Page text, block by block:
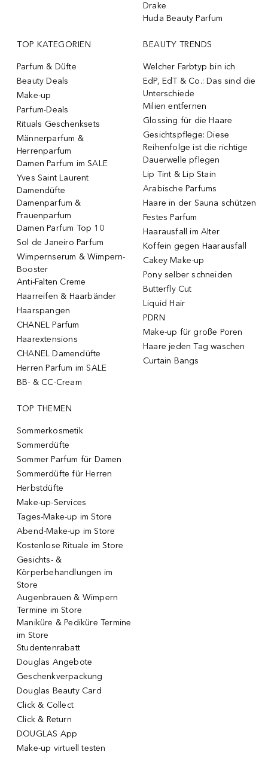
Drake
Huda Beauty Parfum
TOP KATEGORIEN
Parfum & Düfte
Beauty Deals
Make-up
Parfum-Deals
Rituals Geschenksets
Männerparfum &
Herrenparfum
Damen Parfum im SALE
Yves Saint Laurent
Damendüfte
Damenparfum &
Frauenparfum
Damen Parfum Top 10
Sol de Janeiro Parfum
Wimpernserum & Wimpern-
Booster
Anti-Falten Creme
Haarreifen & Haarbänder
Haarspangen
CHANEL Parfum
Haarextensions
CHANEL Damendüfte
Herren Parfum im SALE
BB- & CC-Cream
BEAUTY TRENDS
Welcher Farbtyp bin ich
EdP, EdT & Co.: Das sind die
Unterschiede
Milien entfernen
Glossing für die Haare
Gesichtspflege: Diese
Reihenfolge ist die richtige
Dauerwelle pflegen
Lip Tint & Lip Stain
Arabische Parfums
Haare in der Sauna schützen
Festes Parfum
Haarausfall im Alter
Koffein gegen Haarausfall
Cakey Make-up
Pony selber schneiden
Butterfly Cut
Liquid Hair
PDRN
Make-up für große Poren
Haare jeden Tag waschen
Curtain Bangs
TOP THEMEN
Sommerkosmetik
Sommerdüfte
Sommer Parfum für Damen
Sommerdüfte für Herren
Herbstdüfte
Make-up-Services
Tages-Make-up im Store
Abend-Make-up im Store
Kostenlose Rituale im Store
Gesichts- &
Körperbehandlungen im
Store
Augenbrauen & Wimpern
Termine im Store
Maniküre & Pediküre Termine
im Store
Studentenrabatt
Douglas Angebote
Geschenkverpackung
Douglas Beauty Card
Click & Collect
Click & Return
DOUGLAS App
Make-up virtuell testen